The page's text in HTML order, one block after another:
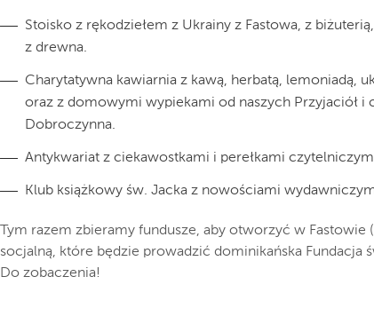
Stoisko z rękodziełem z Ukrainy z Fastowa, z
z drewna.
Charytatywna kawiarnia z kawą, herbatą, lemoniadą,
oraz z domowymi wypiekami od naszych Przyjaciół i
Dobroczynna.
Antykwariat z ciekawostkami i perełkami
Klub książkowy św. Jacka z nowościami
Tym razem zbieramy fundusze, aby otworzyć w Fastowie
socjalną, które będzie prowadzić dominikańska Fundacja
Do zobaczenia!